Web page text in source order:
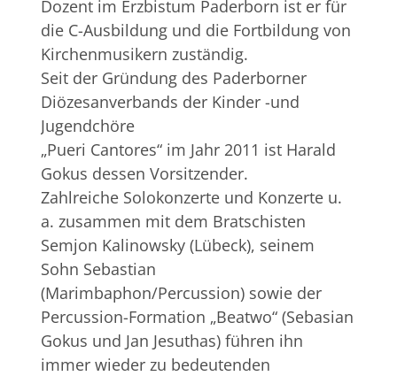
Dozent im Erzbistum Paderborn ist er für
die C-Ausbildung und die Fortbildung von
Kirchenmusikern zuständig.
Seit der Gründung des Paderborner
Diözesanverbands der Kinder -und
Jugendchöre
„Pueri Cantores“ im Jahr 2011 ist Harald
Gokus dessen Vorsitzender.
Zahlreiche Solokonzerte und Konzerte u.
a. zusammen mit dem Bratschisten
Semjon Kalinowsky (Lübeck), seinem
Sohn Sebastian
(Marimbaphon/Percussion) sowie der
Percussion-Formation „Beatwo“ (Sebasian
Gokus und Jan Jesuthas) führen ihn
immer wieder zu bedeutenden